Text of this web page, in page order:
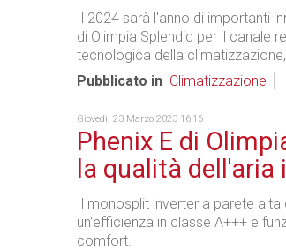
Il 2024 sarà l'anno di importanti
di Olimpia Splendid per il canale
tecnologica della
Pubblicato in Climatizzazione
Giovedì, 23 Marzo 2023 16:16
Phenix E di
la qualità dell'aria
Il monosplit inverter a parete
un'efficienza in classe A+++ e
comfort.